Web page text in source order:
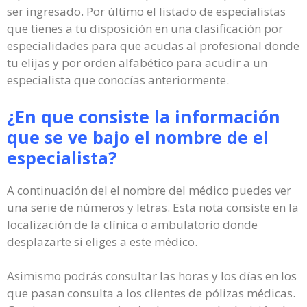
ser ingresado. Por último el listado de especialistas
que tienes a tu disposición en una clasificación por
especialidades para que acudas al profesional donde
tu elijas y por orden alfabético para acudir a un
especialista que conocías anteriormente.
¿En que consiste la información
que se ve bajo el nombre de el
especialista?
A continuación del el nombre del médico puedes ver
una serie de números y letras. Esta nota consiste en la
localización de la clínica o ambulatorio donde
desplazarte si eliges a este médico.
Asimismo podrás consultar las horas y los días en los
que pasan consulta a los clientes de pólizas médicas.